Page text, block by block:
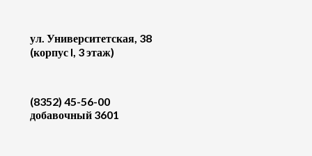
ул. Университетская, 38
(корпус I, 3 этаж)
(8352) 45-56-00
добавочный 3601